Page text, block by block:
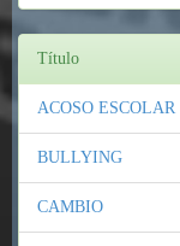
Título
ACOSO ESCOLAR
BULLYING
CAMBIO